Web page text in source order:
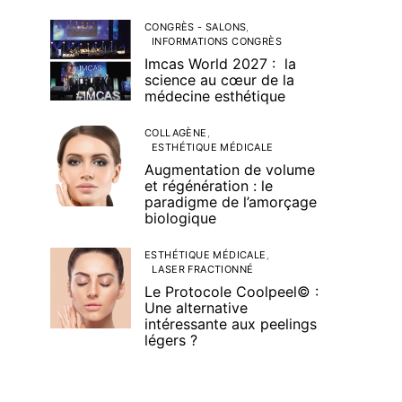
CONGRÈS - SALONS
INFORMATIONS CONGRÈS
Imcas World 2027 : la
science au cœur de la
médecine esthétique
COLLAGÈNE
ESTHÉTIQUE MÉDICALE
Augmentation de volume
et régénération : le
paradigme de l’amorçage
biologique
ESTHÉTIQUE MÉDICALE
LASER FRACTIONNÉ
Le Protocole Coolpeel© :
Une alternative
intéressante aux peelings
légers ?